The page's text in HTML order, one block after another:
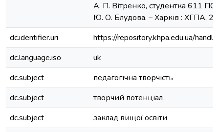
А. П. Вітренко, студентка 611 ПО
Ю. О. Блудова. – Харків : ХГПА,
dc.identifier.uri
https://repository.khpa.edu.ua/
dc.language.iso
uk
dc.subject
педагогічна творчість
dc.subject
творчий потенціал
dc.subject
заклад вищої освіти